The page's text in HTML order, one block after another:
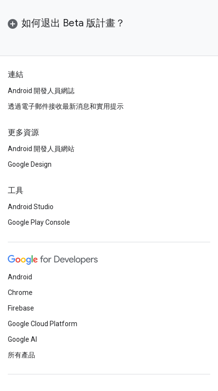
如何退出 Beta 版計畫？
連結
Android 開發人員網誌
透過電子郵件接收最新消息和實用提示
更多資源
Android 開發人員網站
Google Design
工具
Android Studio
Google Play Console
Android
Chrome
Firebase
Google Cloud Platform
Google AI
所有產品